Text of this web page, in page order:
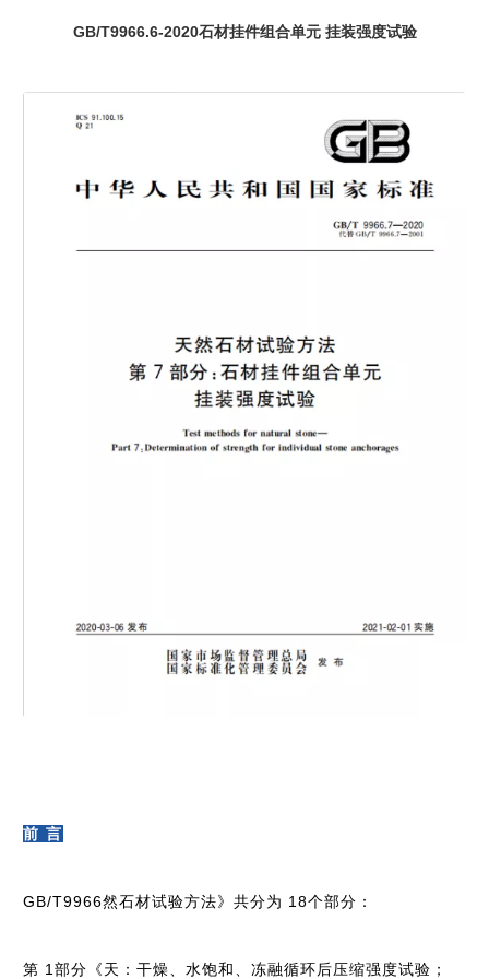
GB/T9966.6-2020石材挂件组合单元 挂装强度试验
前 言
GB/T9966然石材试验方法》共分为 18个部分：
第 1部分《天：干燥、水饱和、冻融循环后压缩强度试验；